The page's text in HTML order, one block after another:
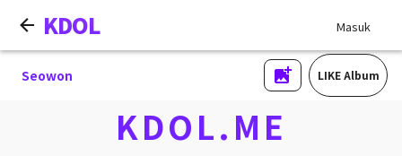
KDOL Masuk
Seowon LIKE Album
KDOL.ME